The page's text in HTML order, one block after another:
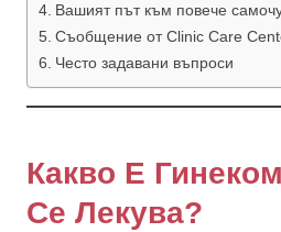
Вашият път към повече
Съобщение от Clinic Care
Често задавани въпроси
Какво Е
Се Лекува?